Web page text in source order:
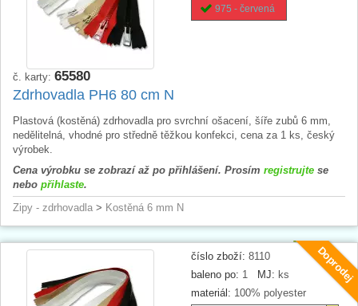
975 - červená
č. karty: 65580
Zdrhovadla PH6 80 cm N
Plastová (kostěná) zdrhovadla pro svrchní ošacení, šíře zubů 6 mm,
nedělitelná, vhodné pro středně těžkou konfekci, cena za 1 ks, český
výrobek.
Cena výrobku se zobrazí až po přihlášení. Prosím registrujte se
nebo přihlaste.
Zipy - zdrhovadla > Kostěná 6 mm N
Doprodej
číslo zboží: 8110
baleno po: 1 MJ: ks
materiál: 100% polyester